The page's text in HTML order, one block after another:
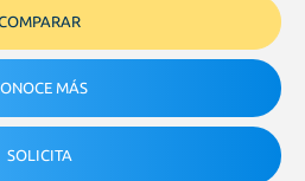
MÁS
SOLICITA